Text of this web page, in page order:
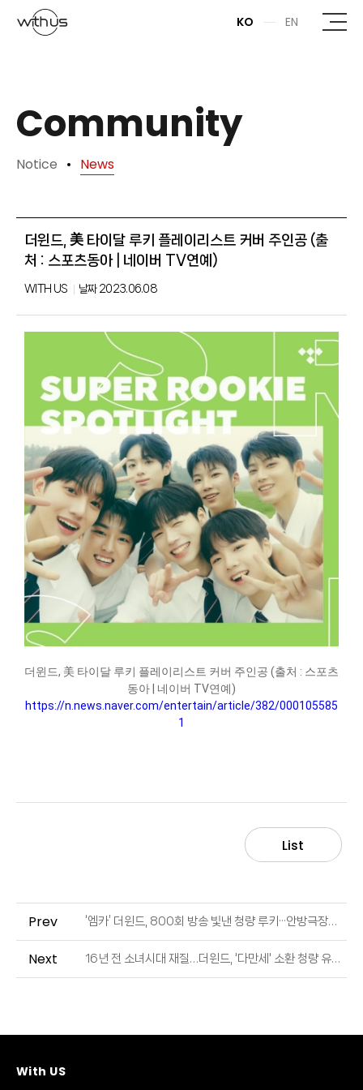
본문바로가기
KO EN
Community
Notice News
더윈드, 美 타이달 루키 플레이리스트 커버 주인공 (출
처 : 스포츠동아 | 네이버 TV연예)
WITH US 날짜2023.06.08
더윈드, 美 타이달 루키 플레이리스트 커버 주인공 (출처 : 스포츠
동아 | 네이버 TV연예)
https://n.news.naver.com/entertain/article/382/000105585
1
List
Prev ‘엠카’ 더윈드, 800회 방송 빛낸 청량 루키···안방극장에 데뷔곡 ‘ISLAND’(아일랜드)·‘아낀다’ 커버 선물 (출처 : 스포츠경향 | 네이버 TV연예)
Next 16년 전 소녀시대 재질…더윈드, '다만세' 소환 청량 유스틴 [엑's 초점] (출처 : 엑스포츠뉴스 | 네이버 TV연예)
With US